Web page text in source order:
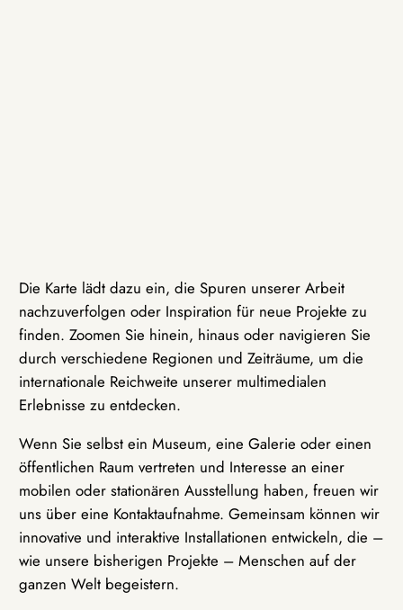
Die Karte lädt dazu ein, die Spuren unserer Arbeit
nachzuverfolgen oder Inspiration für neue Projekte zu
finden. Zoomen Sie hinein, hinaus oder navigieren Sie
durch verschiedene Regionen und Zeiträume, um die
internationale Reichweite unserer multimedialen
Erlebnisse zu entdecken.
Wenn Sie selbst ein Museum, eine Galerie oder einen
öffentlichen Raum vertreten und Interesse an einer
mobilen oder stationären Ausstellung haben, freuen wir
uns über eine Kontaktaufnahme. Gemeinsam können wir
innovative und interaktive Installationen entwickeln, die –
wie unsere bisherigen Projekte – Menschen auf der
ganzen Welt begeistern.